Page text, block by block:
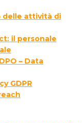
delle attività di
il personale
– Data
GDPR